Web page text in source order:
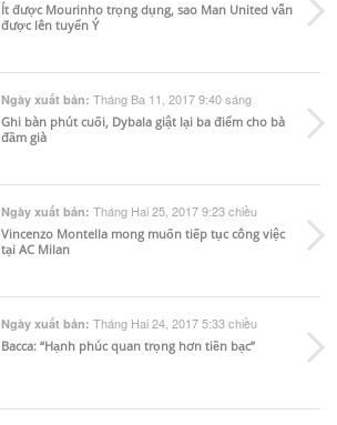
Ít được Mourinho trọng dụng, sao Man United vẫn
được lên tuyển Ý
Ngày xuất bản: Tháng Ba 11, 2017 9:40 sáng
Ghi bàn phút cuối, Dybala giật lại ba điểm cho bà
đầm già
Ngày xuất bản: Tháng Hai 25, 2017 9:23 chiều
Vincenzo Montella mong muốn tiếp tục công việc
tại AC Milan
Ngày xuất bản: Tháng Hai 24, 2017 5:33 chiều
Bacca: “Hạnh phúc quan trọng hơn tiền bạc”